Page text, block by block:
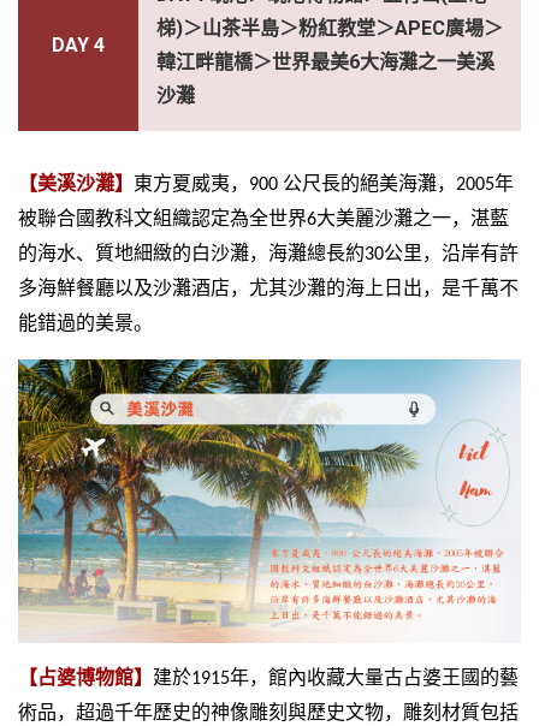
DAY 4
梯)＞山茶半島＞粉紅教堂＞APEC廣場＞
韓江畔龍橋＞世界最美6大海灘之一美溪
沙灘
【美溪沙灘】 東方夏威夷， 900 公尺長的絕美海灘， 2005年
被聯合國教科文組織認定為全世界6大美麗沙灘之一，湛藍
的海水、質地細緻的白沙灘，海灘總長約30公里，沿岸有許
多海鮮餐廳以及沙灘酒店，尤其沙灘的海上日出，是千萬不
能錯過的美景。
【占婆博物館】 建於1915年，館內收藏大量古占婆王國的藝
術品，超過千年歷史的神像雕刻與歷史文物，雕刻材質包括